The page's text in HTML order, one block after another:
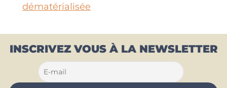
dématérialisée
INSCRIVEZ VOUS À LA NEWSLETTER